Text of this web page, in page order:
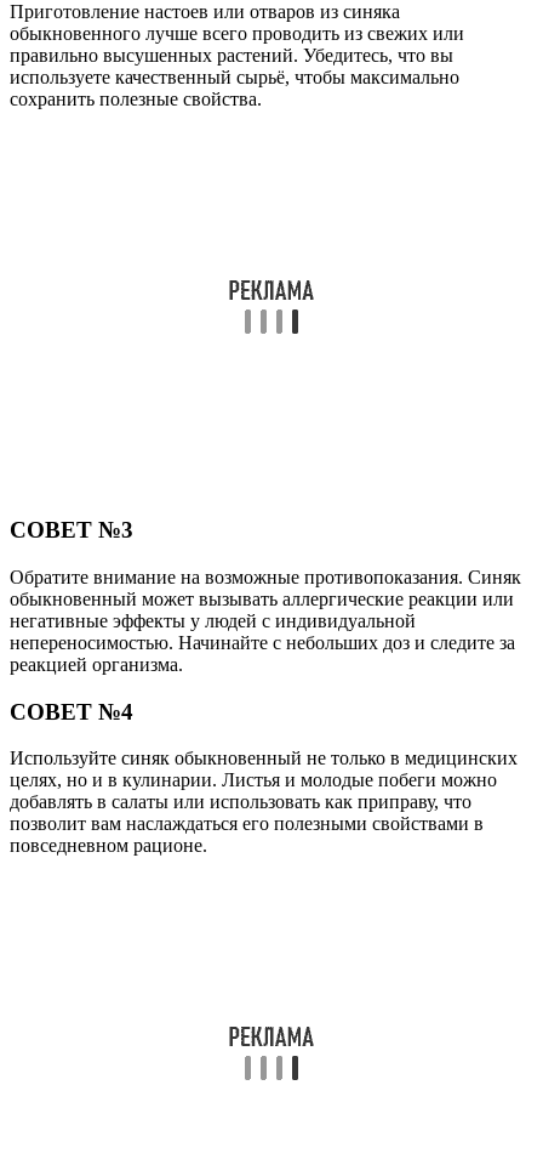
Приготовление настоев или отваров из синяка
обыкновенного лучше всего проводить из свежих или
правильно высушенных растений. Убедитесь, что вы
используете качественный сырьё, чтобы максимально
сохранить полезные свойства.
СОВЕТ №3
Обратите внимание на возможные противопоказания. Синяк
обыкновенный может вызывать аллергические реакции или
негативные эффекты у людей с индивидуальной
непереносимостью. Начинайте с небольших доз и следите за
реакцией организма.
СОВЕТ №4
Используйте синяк обыкновенный не только в медицинских
целях, но и в кулинарии. Листья и молодые побеги можно
добавлять в салаты или использовать как приправу, что
позволит вам наслаждаться его полезными свойствами в
повседневном рационе.